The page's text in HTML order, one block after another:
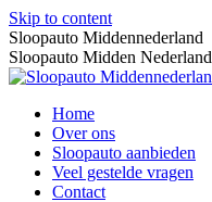
Skip to content
Sloopauto Middennederland
Sloopauto Midden Nederland
Home
Over ons
Sloopauto aanbieden
Veel gestelde vragen
Contact